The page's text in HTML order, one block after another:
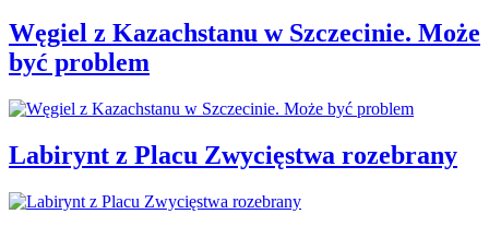
Węgiel z Kazachstanu w Szczecinie. Może
być problem
Labirynt z Placu Zwycięstwa rozebrany